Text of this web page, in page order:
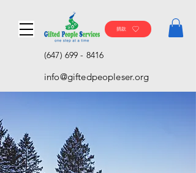
捐款
(647) 699 - 8416
info@giftedpeopleser.org